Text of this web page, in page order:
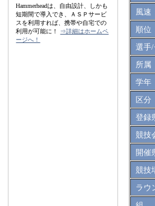
Hammerheadは、自由設計、しかも
短期間で導入でき、ＡＳＰサービ
スを利用すれば、携帯や自宅での
利用が可能に！ ⇒詳細はホームペ
ージへ！
風速
順位
選手
所属
学年
区分
登録
競技
開催
競技
ラウ